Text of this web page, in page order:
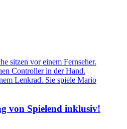
von Spielend inklusiv!